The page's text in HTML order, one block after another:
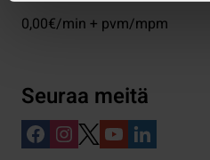
0,00€/min + pvm/mpm
Seuraa meitä